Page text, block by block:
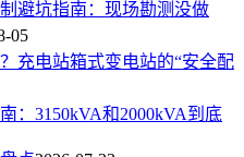
避坑指南：现场勘测没做
05
充电站箱式变电站的“安全配
：3150kVA和2000kVA到底